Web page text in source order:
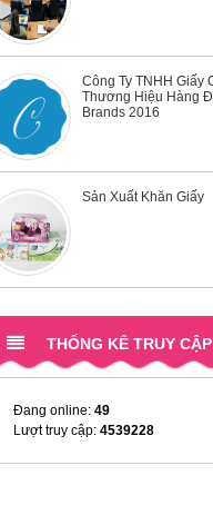
Sản Xuất Khăn Giấy
Sản Xuất Giấy Vệ Sinh
THỐNG KÊ TRUY CẬP
Đang online: 49
Lượt truy cập: 4539228